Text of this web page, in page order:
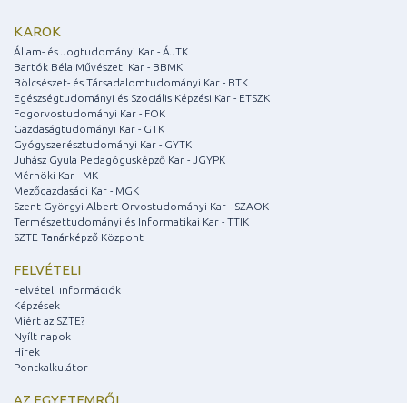
KAROK
Állam- és Jogtudományi Kar - ÁJTK
Bartók Béla Művészeti Kar - BBMK
Bölcsészet- és Társadalomtudományi Kar - BTK
Egészségtudományi és Szociális Képzési Kar - ETSZK
Fogorvostudományi Kar - FOK
Gazdaságtudományi Kar - GTK
Gyógyszerésztudományi Kar - GYTK
Juhász Gyula Pedagógusképző Kar - JGYPK
Mérnöki Kar - MK
Mezőgazdasági Kar - MGK
Szent-Györgyi Albert Orvostudományi Kar - SZAOK
Természettudományi és Informatikai Kar - TTIK
SZTE Tanárképző Központ
FELVÉTELI
Felvételi információk
Képzések
Miért az SZTE?
Nyílt napok
Hírek
Pontkalkulátor